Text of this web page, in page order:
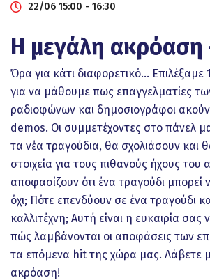
22/06 15:00 - 16:30
Η μεγάλη ακρόαση
Ώρα για κάτι διαφορετικό… Επιλέξαμε
για να μάθουμε πως επαγγελματίες
ραδιοφώνων και δημοσιογράφοι ακούν
demos. Οι συμμετέχοντες στο πάνελ
τα νέα τραγούδια, θα σχολιάσουν και
στοιχεία για τους πιθανούς ήχους του
αποφασίζουν ότι ένα τραγούδι μπορεί
όχι; Πότε επενδύουν σε ένα τραγούδι
καλλιτέχνη; Αυτή είναι η ευκαιρία
πώς λαμβάνονται οι αποφάσεις των
τα επόμενα hit της χώρα μας. Λάβετε
ακρόαση!